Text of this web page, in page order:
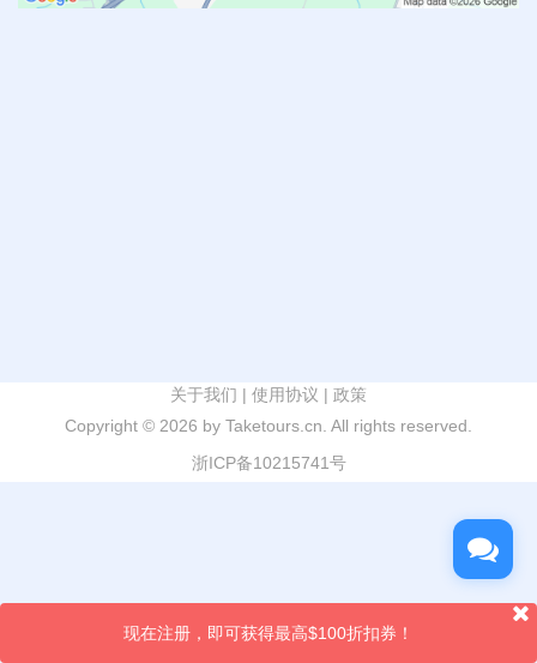
关于我们 | 使用协议 | 政策
Copyright © 2026 by Taketours.cn. All rights reserved.
浙ICP备10215741号
现在注册，即可获得最高$100折扣券！